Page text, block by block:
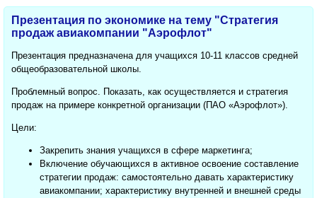
Презентация по экономике на тему "Стратегия
продаж авиакомпании "Аэрофлот"
Презентация предназначена для учащихся 10-11 классов средней
общеобразовательной школы.
Проблемный вопрос. Показать, как осуществляется и стратегия
продаж на примере конкретной организации (ПАО «Аэрофлот»).
Цели:
Закрепить знания учащихся в сфере маркетинга;
Включение обучающихся в активное освоение составление
стратегии продаж: самостоятельно давать характеристику
авиакомпании; характеристику внутренней и внешней среды